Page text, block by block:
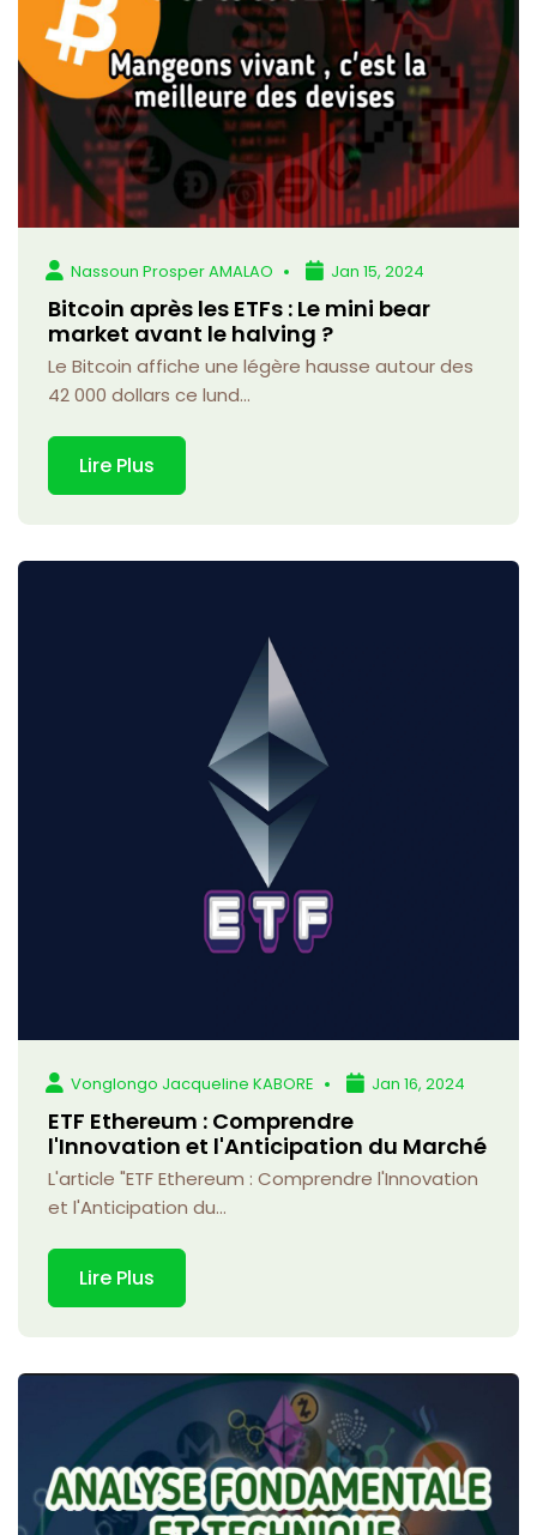
Nassoun Prosper AMALAO Jan 15, 2024
Bitcoin après les ETFs : Le mini bear
market avant le halving ?
Le Bitcoin affiche une légère hausse autour des
42 000 dollars ce lund...
Lire Plus
Vonglongo Jacqueline KABORE Jan 16, 2024
ETF Ethereum : Comprendre
l'Innovation et l'Anticipation du Marché
L'article "ETF Ethereum : Comprendre l'Innovation
et l'Anticipation du...
Lire Plus